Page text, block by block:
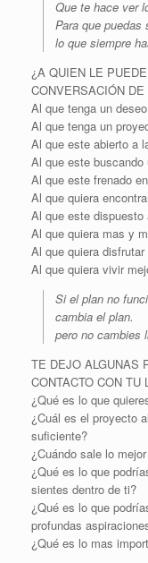
Que te hace ver
Para que puedas
lo que siempre
¿A QUIEN LE
CONVERSACIÓN
Al que tenga un
Al que tenga un
Al que este abierto a
Al que este buscando
Al que este frenado
Al que quiera
Al que este
Al que quiera mas y
Al que quiera
Al que quiera vivir
Si el plan no
cambia el plan.
pero no cambies
TE DEJO ALGUNAS
CONTACTO CON TU
¿Qué es lo que
¿Cuál es el proyecto
suficiente?
¿Cuándo sale lo
¿Qué es lo que
sientes dentro de ti?
¿Qué es lo que
profundas
¿Qué es lo mas